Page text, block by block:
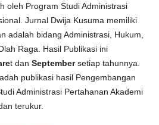
oleh Program Studi Administrasi
Jurnal Dwija Kusuma memiliki
adalah bidang Administrasi, Hukum,
Raga. Hasil Publikasi ini
t dan Septembersetiap tahunnya.
publikasi hasil Pengembangan
Administrasi Pertahanan Akademi
terukur.